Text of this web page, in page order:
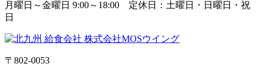
月曜日～金曜日 9:00～18:00 定休日：土曜日・日曜日・祝
日
〒802-0053